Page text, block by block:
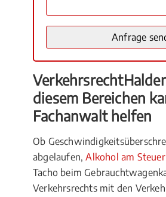
diesem Bereichen
Fachanwalt helfen
Ob
abgelaufen,Alkohol am Steuer
Tacho beim
Verkehrsrechts mit den